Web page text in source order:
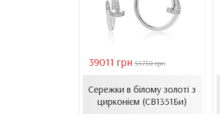
39011 грн 55730 грн
Сережки в білому золоті з
цирконієм (СВ1351Би)